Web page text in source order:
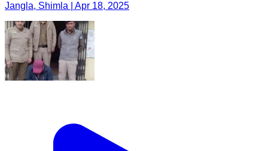
Jangla, Shimla | Apr 18, 2025